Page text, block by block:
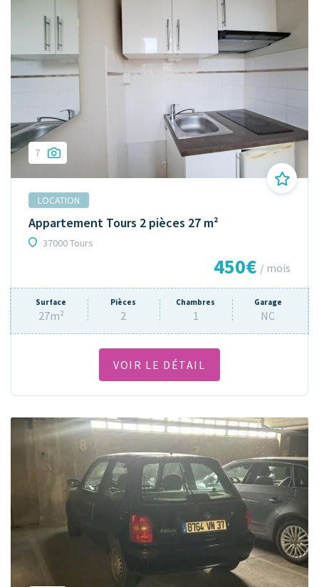
7
LOCATION
Appartement Tours 2 pièces 27 m²
37000 Tours
450€ / mois
Surface
27m²
Pièces
2
Chambres
1
Garage
NC
VOIR LE DÉTAIL